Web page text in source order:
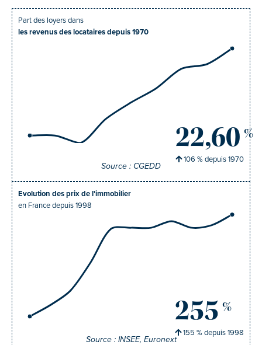
Part des loyers dans
les revenus des locataires depuis 1970
22,60 %
106 % depuis1970
Source : CGEDD
Evolution des prix de l'immobilier
en France depuis 1998
255 %
155 % depuis1998
Source : INSEE, Euronext